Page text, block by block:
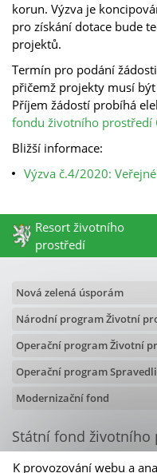
korun. Výzva je
pro získání dotace bude
projektů.
Termín pro podání
přičemž projekty musí
Příjem žádostí probíhá
fondu životního prostředí
Bližší informace:
Výzva č.4/2020:
Resort životního
prostředí
Nová zelená úsporám
Národní program Životní
Operační program Životní
Operační program
Modernizační fond
Státní fond životního
Olbrachtova 2006/9
K provozování webu a